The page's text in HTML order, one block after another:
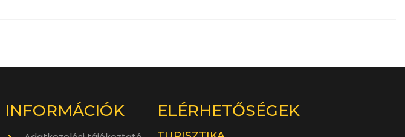
INFORMÁCIÓK ELÉRHETŐSÉGEK